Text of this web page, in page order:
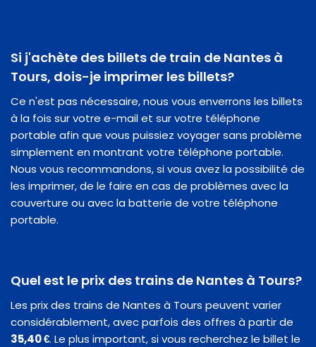
Si j'achète des billets de train de Nantes à
Tours, dois-je imprimer les billets?
Ce n'est pas nécessaire, nous vous enverrons les billets
à la fois sur votre e-mail et sur votre téléphone
portable afin que vous puissiez voyager sans problème
simplement en montrant votre téléphone portable.
Nous vous recommandons, si vous avez la possibilité de
les imprimer, de le faire en cas de problèmes avec la
couverture ou avec la batterie de votre téléphone
portable.
Quel est le prix des trains de Nantes à Tours?
Les prix des trains de Nantes à Tours peuvent varier
considérablement, avec parfois des offres à partir de
35,40 €. Le plus important, si vous recherchez le billet le